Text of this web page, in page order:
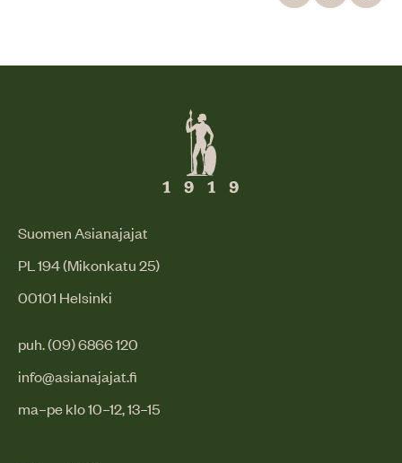
Suomen Asianajajat
PL 194 (Mikonkatu 25)
00101 Helsinki
puh. (09) 6866 120
info@asianajajat.fi
ma–pe klo 10–12, 13–15